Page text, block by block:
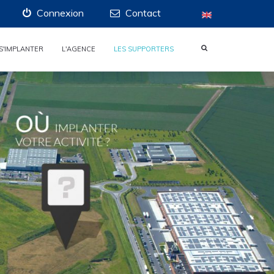
Connexion Contact
L'AGENCE LES SUPPORTERS